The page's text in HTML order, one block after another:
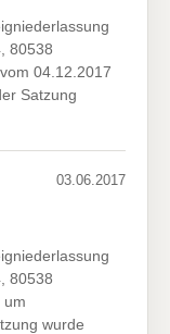
80538
04.12.2017
Satzung
03.06.2017
80538
um
wurde